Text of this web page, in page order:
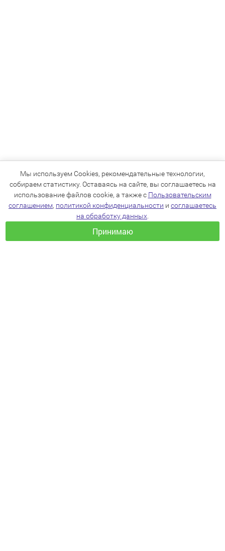
Мы используем Cookies, рекомендательные технологии,
собираем статистику. Оставаясь на сайте, вы соглашаетесь на
использование файлов cookie, а также с Пользовательским
соглашением, политикой конфиденциальности и соглашаетесь
на обработку данных
Принимаю